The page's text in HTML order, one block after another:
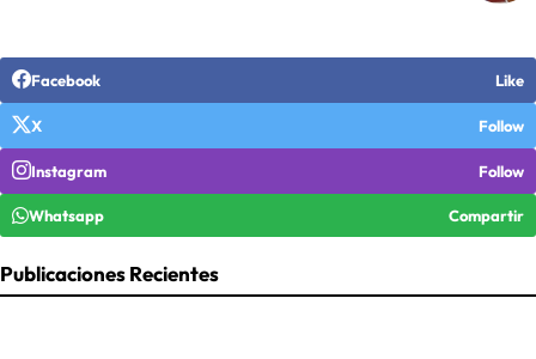
Facebook Like
X Follow
Instagram Follow
Whatsapp Compartir
Publicaciones Recientes